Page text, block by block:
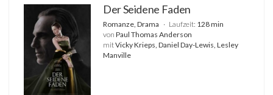
Der Seidene Faden
Romanze, Drama Laufzeit: 128 min
von Paul Thomas Anderson
mitVicky Krieps, Daniel Day-Lewis, Lesley
Manville